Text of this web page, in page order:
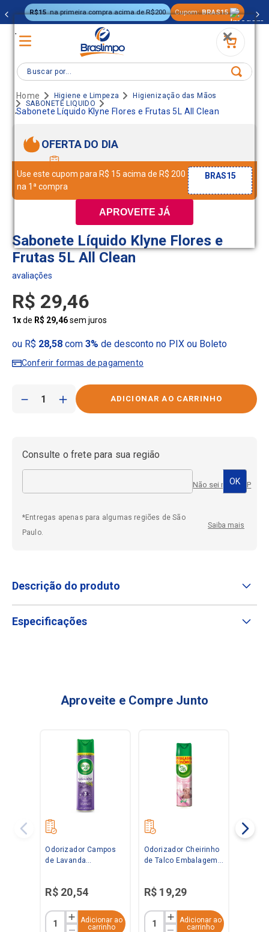
.
.
APROVEITE JÁ
R$15 na primeira compra acima de R$200 Cupom: BRAS15
Buscar por...
Higiene e Limpeza
Higienização das Mãos
SABONETE LIQUIDO
Sabonete Líquido Klyne Flores e Frutas 5L All Clean
OFERTA DO DIA
Use este cupom para R$ 15 acima de R$ 200
na 1ª compra
BRAS15
Sabonete Líquido Klyne Flores e
Frutas 5L All Clean
R$ 29,46
1xde R$ 29,46sem juros
ou R$ 28,58com 3% de desconto no PIX ou Boleto
Conferir formas de pagamento
＋
－
Consulte o frete para sua região
Não sei meu CEP
*Entregas apenas para algumas regiões de São
Paulo.
Saiba mais
Descrição do produto
Especificações
Aproveite e Compre Junto
Odorizador Campos
de Lavanda
Bom Ar
R$ 20,54
Adicionar ao
carrinho
Odorizador Cheirinho
de Talco Embalagem
R$ 19,29
Adicionar ao
carrinho